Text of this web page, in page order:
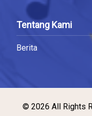
Tentang Kami
Berita
© 2026 All Rights